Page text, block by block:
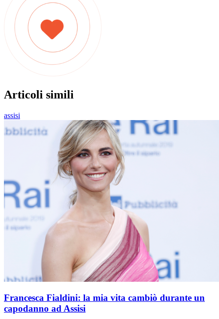
Articoli simili
assisi
Francesca Fialdini: la mia vita cambiò durante un
capodanno ad Assisi